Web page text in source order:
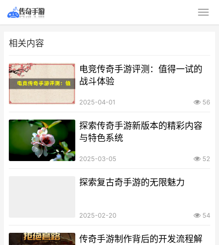
相关内容
电竞传奇手游评测：值得一试的
战斗体验
2025-04-01 56
探索传奇手游新版本的精彩内容
与特色系统
2025-03-05 52
探索复古奇手游的无限魅力
2025-02-20 54
传奇手游制作背后的开发流程解